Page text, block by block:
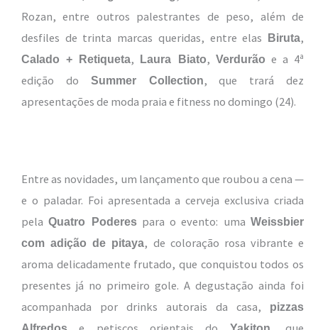
Rozan, entre outros palestrantes de peso, além de
desfiles de trinta marcas queridas, entre elas Biruta,
Calado + Retiqueta, Laura Biato, Verdurão e a 4ª
edição do Summer Collection, que trará dez
apresentações de moda praia e fitness no domingo (24).
Entre as novidades, um lançamento que roubou a cena —
e o paladar. Foi apresentada a cerveja exclusiva criada
pelaQuatro Poderespara o evento: umaWeissbier
com adição de pitaya, de coloração rosa vibrante e
aroma delicadamente frutado, que conquistou todos os
presentes já no primeiro gole. A degustação ainda foi
acompanhada por drinks autorais da casa,
pizzas